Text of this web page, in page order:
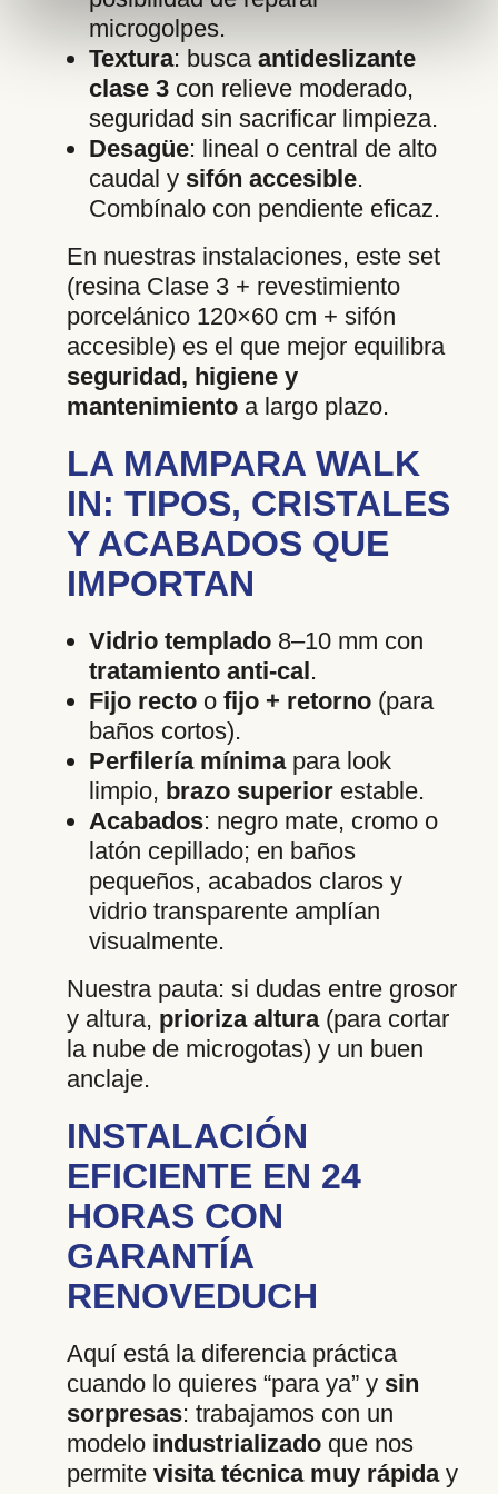
microgolpes.
Textura: busca antideslizante
clase 3 con relieve moderado,
seguridad sin sacrificar limpieza.
Desagüe: lineal o central de alto
caudal y sifón accesible.
Combínalo con pendiente eficaz.
En nuestras instalaciones, este set
(resina Clase 3 + revestimiento
porcelánico 120×60 cm + sifón
accesible) es el que mejor equilibra
seguridad, higiene y
mantenimiento a largo plazo.
LA MAMPARA WALK
IN: TIPOS, CRISTALES
Y ACABADOS QUE
IMPORTAN
Vidrio templado 8–10 mm con
tratamiento anti-cal.
Fijo recto o fijo + retorno (para
baños cortos).
Perfilería mínimapara look
limpio, brazo superior estable.
Acabados: negro mate, cromo o
latón cepillado; en baños
pequeños, acabados claros y
vidrio transparente amplían
visualmente.
Nuestra pauta: si dudas entre grosor
y altura, prioriza altura(para cortar
la nube de microgotas) y un buen
anclaje.
INSTALACIÓN
EFICIENTE EN 24
HORAS CON
GARANTÍA
RENOVEDUCH
Aquí está la diferencia práctica
cuando lo quieres “para ya” y sin
sorpresas: trabajamos con un
modelo industrializado que nos
permite visita técnica muy rápiday